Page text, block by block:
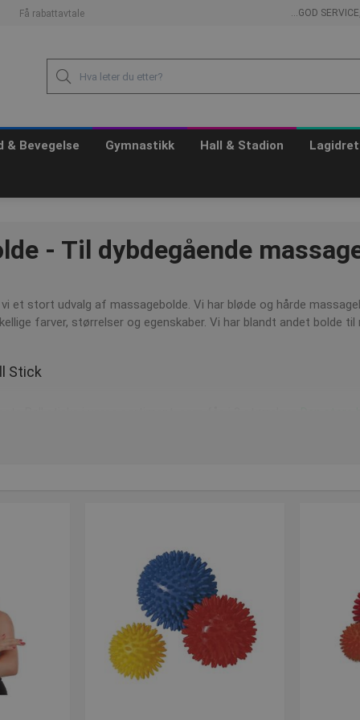
Få rabattavtale ...GOD
& Bevegelse Gymnastikk Hall & Stadion
- Til dybdegående
et stort udvalg af massagebolde. Vi har bløde og hårde
farver, størrelser og egenskaber. Vi har blandt andet bolde
Stick
, så benyttes den til at behandle små områder. Har du
massage
du komme til de dybere liggende muskler. Blackroll ® er
fod. For at få en dybere massage, et godt tip er at benytte
en dybdegående massage, som både er behagelig for dig,
Tyskland, og er et produkt i høj kvalitet. Blackroll ® er også et